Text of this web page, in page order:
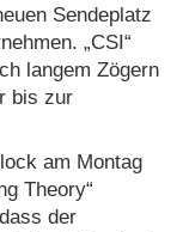
Sendeplatz
„CSI“
langem Zögern
bis zur
am Montag
Theory“
der